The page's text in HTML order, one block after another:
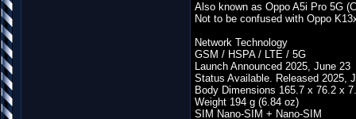
Also known as Oppo A5i Pro 5G
Not to be confused with Oppo
Network Technology
GSM / HSPA / LTE / 5G
Launch Announced 2025, June 23
Status Available. Released 2025,
Body Dimensions 165.7 x 76.2 x
Weight 194 g (6.84 oz)
SIM Nano-SIM + Nano-SIM